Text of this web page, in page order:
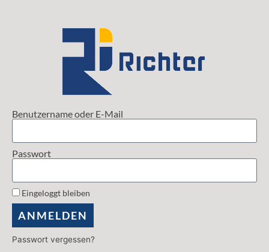
Benutzername oder E-Mail
Passwort
Eingeloggt bleiben
ANMELDEN
Passwort vergessen?